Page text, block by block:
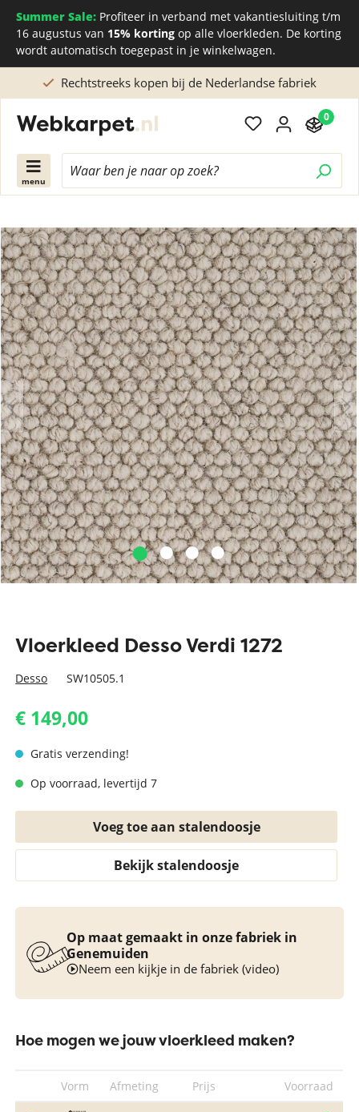
Summer Sale: Profiteer in verband met vakantiesluiting t/m
16 augustus van 15% korting op alle vloerkleden. De korting
wordt automatisch toegepast in je winkelwagen.
Maatwerk of advies? Bel: 038 202 2304 (ma/vr)
menu
0
Vloerkleed Desso Verdi 1272
Desso SW10505.1
€ 149,00
Gratis verzending!
Op voorraad, levertijd 7
Voeg toe aan stalendoosje
Bekijk stalendoosje
Op maat gemaakt in onze fabriek in
Genemuiden
Neem een kijkje in de fabriek (video)
Hoe mogen we jouw vloerkleed maken?
Vorm Afmeting Prijs Voorraad